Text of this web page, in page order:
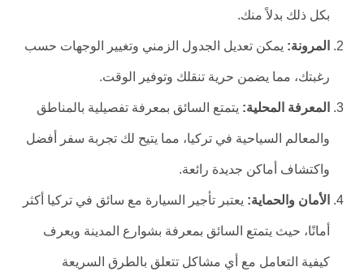
بكل ذلك بدلاً منك.
المرونة: يمكن تعديل الجدول الزمني وتغيير الوجهات حسب
رغبتك، مما يضمن حرية تنقلك وتوفير الوقت.
المعرفة المحلية: يتمتع السائق بمعرفة تفصيلية بالمناطق
والمعالم السياحية في تركيا، مما يتيح لك تجربة سفر أفضل
واكتشاف أماكن جديدة رائعة.
الأمان والحماية: يعتبر تأجير السيارة مع سائق في تركيا أكثر
أمانًا، حيث يتمتع السائق بمعرفة بشوارع المدينة ويعرف
كيفية التعامل مع أي مشاكل تتعلق بالطرق السريعة